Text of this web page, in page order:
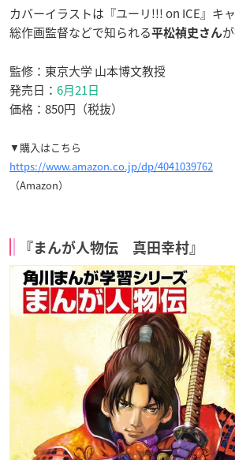
カバーイラストは『ユーリ!!! on ICE』キ
総作画監督などで知られる平松禎史さん
監修：東京大学 山本博文教授
発売日： 6月21日
価格：850円（税抜）
▼購入はこちら
https://www.amazon.co.jp/dp/4041039762
（Amazon）
『まんが人物伝 真田幸村』